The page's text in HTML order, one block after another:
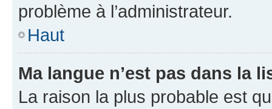
problème à l’administrateur.
Haut
Ma langue n’est pas dans la
La raison la plus probable est